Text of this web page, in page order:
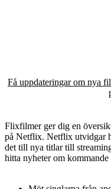
Få uppdateringar om nya
Flixfilmer ger dig en
på Netflix. Netflix utvidgar
det till nya titlar till
hitta nyheter om